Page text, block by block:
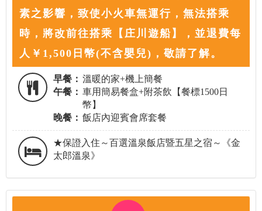
素之影響，致使小火車無運行，無法搭乘
時，將改前往搭乘【庄川遊船】，並退費每
人￥1,500日幣(不含嬰兒)，敬請了解。
早餐： 溫暖的家+機上簡餐
午餐： 車用簡易餐盒+附茶飲【餐標1500日
幣】
晚餐： 飯店內迎賓會席套餐
★保證入住～百選溫泉飯店暨五星之宿～《金
太郎溫泉》